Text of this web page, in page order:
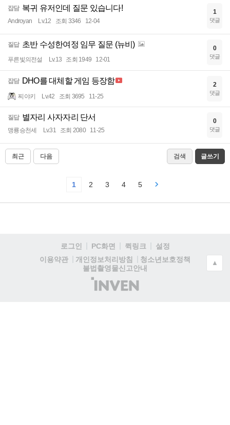
잡담 복귀 유저인데 질문 있습니다!
Androyan Lv.12 조회 3346 12-04
1
댓글
질답 초반 수성한여정 임무 질문 (뉴비)
푸른빛의전설 Lv.13 조회 1949 12-01
0
댓글
잡담 DHO를 대체할 게임 등장함
찌야키 Lv.42 조회 3695 11-25
2
댓글
질답 별자리 사자자리 단서
맹룡승천세 Lv.31 조회 2080 11-25
0
댓글
최근 다음 검색 글쓰기
1 2 3 4 5
로그인 PC화면 퀵링크
설정
이용약관
개인정보처리방침
청소년보호정책
불법촬영물신고안내
(주)
인
▲